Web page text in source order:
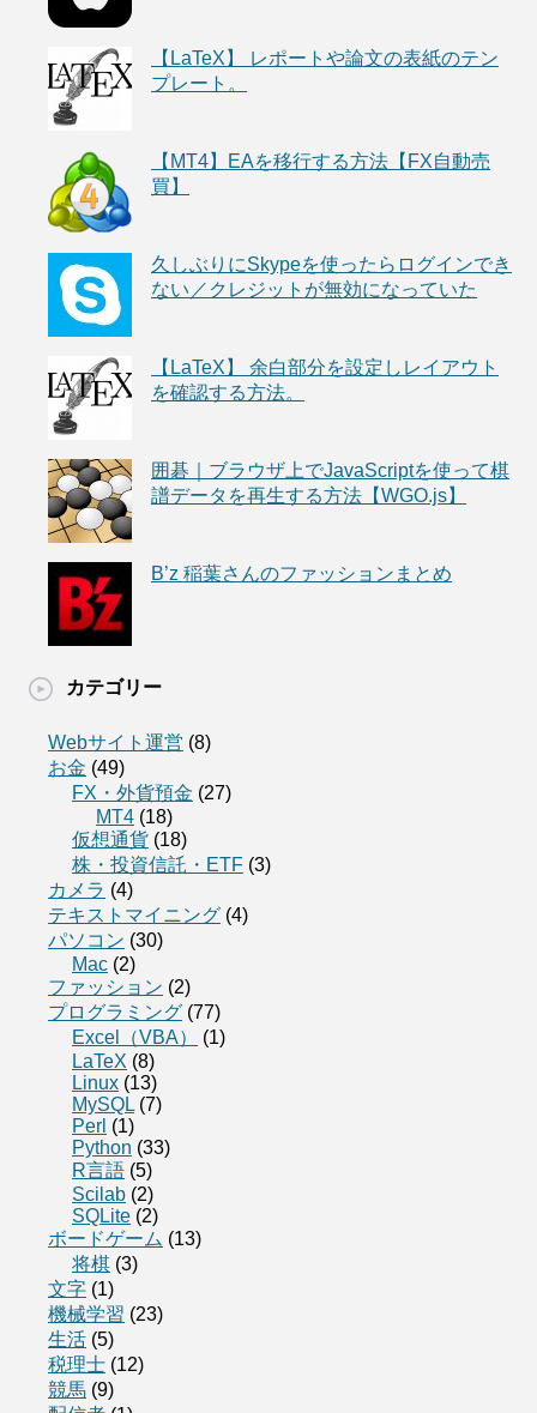
【LaTeX】 レポートや論文の表紙のテン
プレート。
【MT4】EAを移行する方法【FX自動売
買】
久しぶりにSkypeを使ったらログインでき
ない／クレジットが無効になっていた
【LaTeX】 余白部分を設定しレイアウト
を確認する方法。
囲碁｜ブラウザ上でJavaScriptを使って棋
譜データを再生する方法【WGO.js】
B’z 稲葉さんのファッションまとめ
カテゴリー
Webサイト運営 (8)
お金 (49)
FX・外貨預金 (27)
MT4 (18)
仮想通貨 (18)
株・投資信託・ETF (3)
カメラ (4)
テキストマイニング (4)
パソコン (30)
Mac (2)
ファッション (2)
プログラミング (77)
Excel（VBA）
(1)
LaTeX (8)
Linux (13)
MySQL (7)
Perl (1)
Python (33)
R言語 (5)
Scilab (2)
SQLite (2)
ボードゲーム (13)
将棋 (3)
文字 (1)
機械学習 (23)
生活 (5)
税理士 (12)
競馬 (9)